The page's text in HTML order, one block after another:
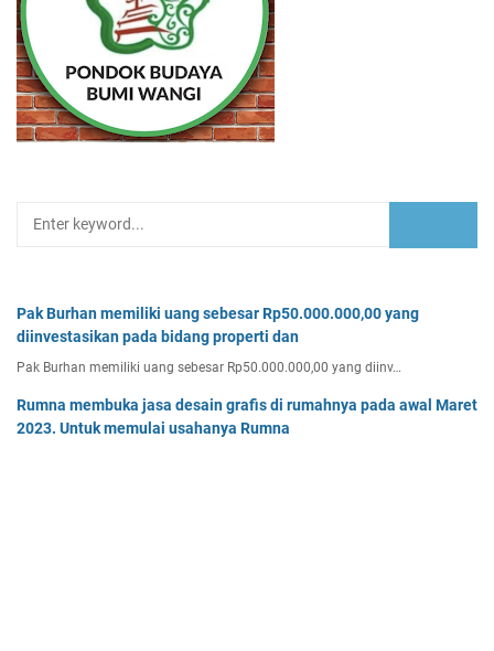
Pak Burhan memiliki uang sebesar Rp50.000.000,00 yang
diinvestasikan pada bidang properti dan
Pak Burhan memiliki uang sebesar Rp50.000.000,00 yang diinv…
Rumna membuka jasa desain grafis di rumahnya pada awal Maret
2023. Untuk memulai usahanya Rumna